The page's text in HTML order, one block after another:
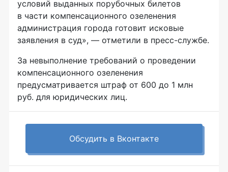
условий выданных порубочных билетов
в части компенсационного озеленения
администрация города готовит исковые
заявления в суд», — отметили в пресс-службе.
За невыполнение требований о проведении
компенсационного озеленения
предусматривается штраф от 600 до 1 млн
руб. для юридических лиц.
Обсудить в Вконтакте